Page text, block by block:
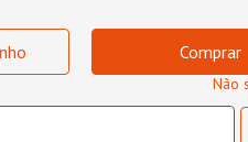
Comprar
Não